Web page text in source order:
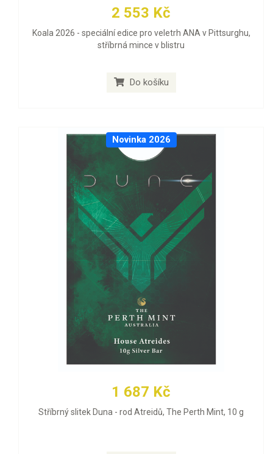
2 553 Kč
Koala 2026 - speciální edice pro veletrh ANA v Pittsurghu,
stříbrná mince v blistru
Do košíku
Novinka 2026
1 687 Kč
Stříbrný slitek Duna - rod Atreidů, The Perth Mint, 10 g